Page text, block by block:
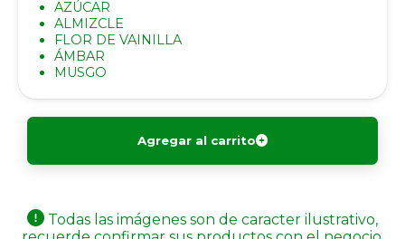
AZÚCAR
ALMIZCLE
FLOR DE VAINILLA
ÁMBAR
MUSGO
Agregar al carrito
Todas las imágenes son de caracter ilustrativo,